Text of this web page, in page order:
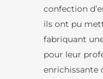
confection
ils ont pu
fabriquant
pour leur
enrichissante